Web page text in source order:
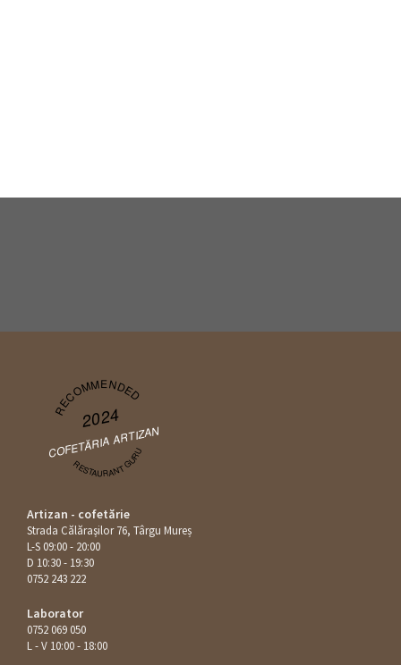
RECOMMENDED
2024
COFETĂRIA ARTIZAN
RESTAURANT GURU
Artizan - cofetărie
Strada Călăraşilor 76, Târgu Mureș
L-S 09:00 - 20:00
D 10:30 - 19:30
0752 243 222
Laborator
0752 069 050
L - V 10:00 - 18:00